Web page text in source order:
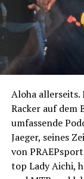
Aloha
Racker auf dem
umfassende
Jaeger, seines
von
top Lady Aichi,